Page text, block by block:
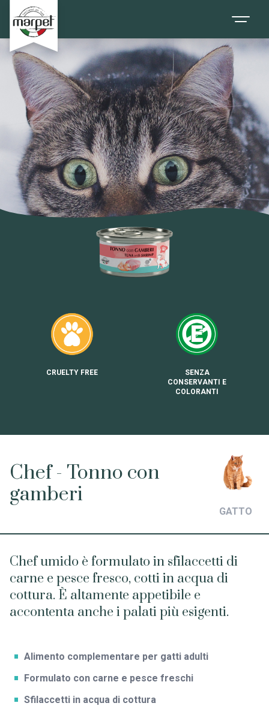
Chef - Tonno con
gamberi
GATTO
Chef umido è formulato in sfilaccetti di
carne e pesce fresco, cotti in acqua di
cottura. È altamente appetibile e
accontenta anche i palati più esigenti.
Alimento complementare per gatti adulti
Formulato con carne e pesce freschi
Sfilaccetti in acqua di cottura
CRUELTY FREE
SENZA
CONSERVANTI E
COLORANTI